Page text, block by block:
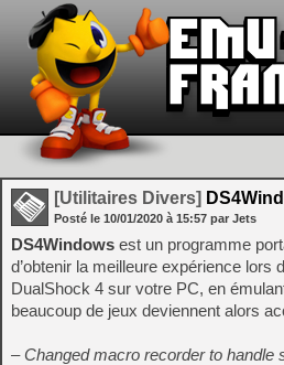
[Utilitaires Divers]
Posté le 10/01/2020 à 15:57 par Jets
DS4Windows est un programme
d’obtenir la meilleure expérience lors
DualShock 4 sur votre PC, en
beaucoup de jeux deviennent alors
– Changed macro recorder to handle